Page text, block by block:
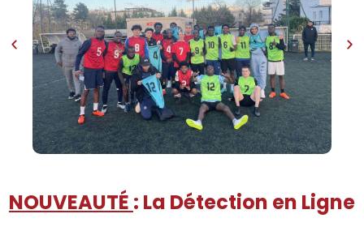
NOUVEAUTÉ : La Détection en Ligne